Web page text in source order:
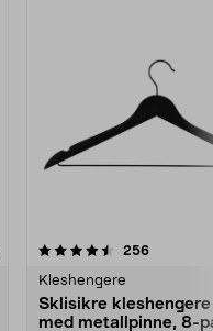
256
Kleshengere
Sklisikre
med metallpinne, 8-
4.5av 5 stjerner